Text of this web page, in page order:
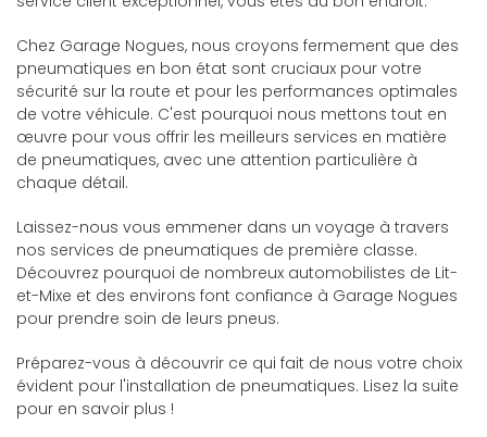
Chez Garage Nogues, nous croyons fermement que des
pneumatiques en bon état sont cruciaux pour votre
sécurité sur la route et pour les performances optimales
de votre véhicule. C'est pourquoi nous mettons tout en
œuvre pour vous offrir les meilleurs services en matière
de pneumatiques, avec une attention particulière à
chaque détail.
Laissez-nous vous emmener dans un voyage à travers
nos services de pneumatiques de première classe.
Découvrez pourquoi de nombreux automobilistes de Lit-
et-Mixe et des environs font confiance à Garage Nogues
pour prendre soin de leurs pneus.
Préparez-vous à découvrir ce qui fait de nous votre choix
évident pour l'installation de pneumatiques. Lisez la suite
pour en savoir plus !